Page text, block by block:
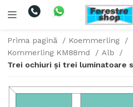
Prima pagină
Koemmerling
Kommerling KM88md
Alb
Trei ochiuri și trei luminatoare